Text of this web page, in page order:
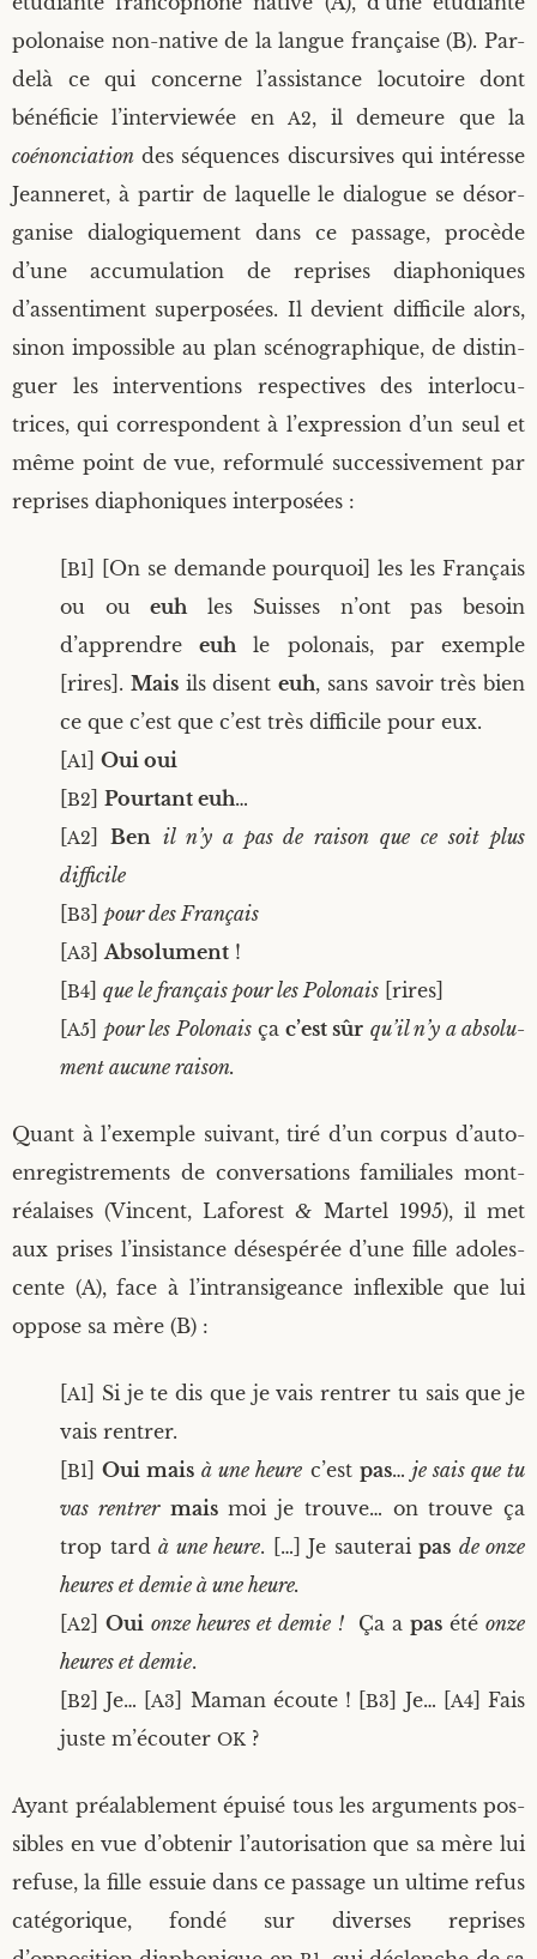
polo­naise non-native de la langue fran­çaise (B). Par-
delà ce qui concerne l’assistance locu­toire dont
béné­fi­cie l’interviewée enA2, il demeure que la
coénon­cia­tion des séquences dis­cur­sives qui inté­resse
Jean­ne­ret, à par­tir de laquelle le dia­logue se désor­
ga­nise dia­lo­gi­que­ment dans ce pas­sage, pro­cède
d’une accu­mu­la­tion de reprises dia­pho­niques
d’assentiment super­po­sées. Il devient dif­fi­cile alors,
sinon impos­sible au plan scé­no­gra­phique, de dis­tin­
guer les inter­ven­tions res­pec­tives des inter­lo­cu­
trices, qui cor­res­pondent à l’expression d’un seul et
même point de vue, refor­mu­lé suc­ces­si­ve­ment par
reprises dia­pho­niques interposées :
B1 ] [On se demande pour­quoi] les les Fran­çais
ou oueuhles Suisses n’ont pas besoin
d’apprendreeuhle polo­nais, par exemple
[rires]. Maisils disent euh, sans savoir très bien
ce que c’est que c’est très dif­fi­cile pour eux.
A1
Oui oui
B2 Pour­tant euh…
A2 Ben il n’y a pas de rai­son que ce soit plus
difficile
B3
pour des Français
A3 ]Abso­lu­ment !
B4 que le fran­çais pour les Polo­nais [rires]
A5 pour les Polo­naisça c’est sûr qu’il n’y a abso­lu­
ment aucune raison.
Quant à l’exemple sui­vant, tiré d’un cor­pus d’auto-
enregistrements de conver­sa­tions fami­liales mont­
réa­laises (Vincent, Lafo­rest& Mar­tel 1995), il met
aux prises l’insistance déses­pé­rée d’une fille ado­les­
cente (A), face à l’intransigeance inflexible que lui
oppose sa mère (B) :
A1 ] Si je te dis que je vais ren­trer tu sais que je
vais rentrer.
B1 ]Oui mais à une heure c’est pas… je sais que tu
vas ren­trer maismoi je trouve… on trouve ça
trop tard à une heure. […] Je sau­te­rai pas de onze
heures et demie à une heure.
A2 ]Oui onze heures et demie !Ça a pasétéonze
heures et demie.
B2 ] Je… [A3 ] Maman écoute ! [B3 ] Je… [ A4] Fais
juste m’écouter OK ?
Ayant préa­la­ble­ment épui­sé tous les argu­ments pos­
sibles en vue d’obtenir l’autorisation que sa mère lui
refuse, la fille essuie dans ce pas­sage un ultime refus
caté­go­rique, fon­dé sur diverses reprises